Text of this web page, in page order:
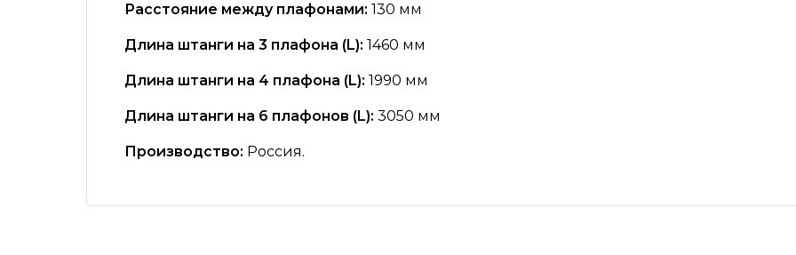
Расстояние между плафонами: 130 мм
Длина штанги на 3 плафона (L): 1460 мм
Длина штанги на 4 плафона (L): 1990 мм
Длина штанги на 6 плафонов (L): 3050 мм
Производство: Россия.